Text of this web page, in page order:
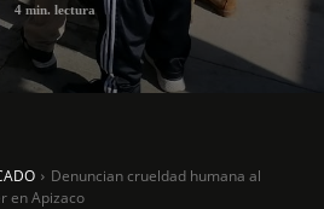
4 min. lectura
Denuncian crueldad humana al
en Apizaco